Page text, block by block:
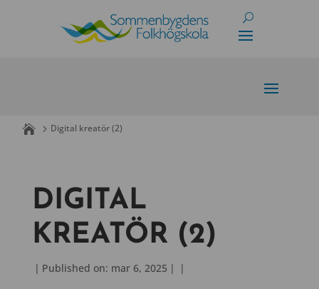
Digital kreatör (2)
DIGITAL
KREATÖR (2)
| Published on: mar 6, 2025 | |